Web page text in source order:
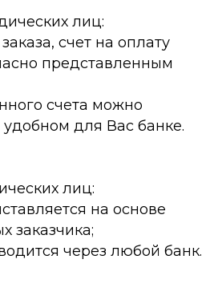
лиц:
счет на оплату
представленным
счета можно
для Вас банке.
лиц:
на основе
заказчика;
через любой банк.